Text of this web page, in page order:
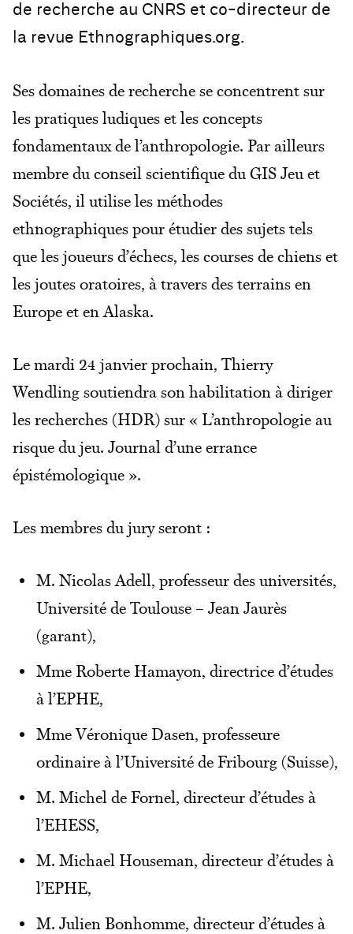
de recherche au CNRS et co-directeur de
la revue Ethnographiques.org.
Ses domaines de recherche se concentrent sur
les pratiques ludiques et les concepts
fondamentaux de l’anthropologie. Par ailleurs
membre du conseil scientifique du GIS Jeu et
Sociétés, il utilise les méthodes
ethnographiques pour étudier des sujets tels
que les joueurs d’échecs, les courses de chiens et
les joutes oratoires, à travers des terrains en
Europe et en Alaska.
Le mardi 24 janvier prochain, Thierry
Wendling soutiendra son habilitation à diriger
les recherches (HDR) sur « L’anthropologie au
risque du jeu. Journal d’une errance
épistémologique ».
Les membres du jury seront :
M. Nicolas Adell, professeur des universités,
Université de Toulouse – Jean Jaurès
(garant),
Mme Roberte Hamayon, directrice d’études
à l’EPHE,
Mme Véronique Dasen, professeure
ordinaire à l’Université de Fribourg (Suisse),
M. Michel de Fornel, directeur d’études à
l’EHESS,
M. Michael Houseman, directeur d’études à
l’EPHE,
M. Julien Bonhomme, directeur d’études à